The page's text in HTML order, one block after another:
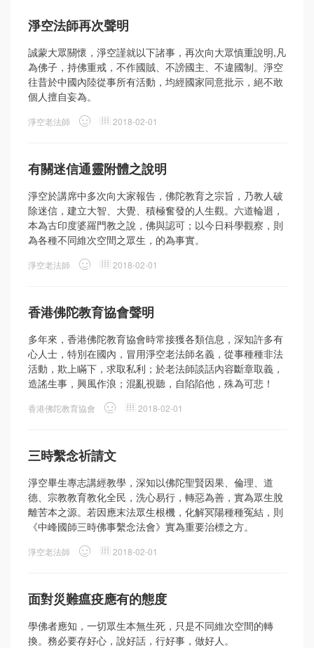
淨空法師再次聲明
誠蒙大眾關懷，淨空謹就以下諸事，再次向大眾慎重說明,凡
為佛子，持佛重戒，不作國賊、不謗國主、不違國制。淨空
往昔於中國內陸從事所有活動，均經國家同意批示，絕不敢
個人擅自妄為。
淨空老法師 2018-02-01
有關迷信通靈附體之說明
淨空於講席中多次向大家報告，佛陀教育之宗旨，乃教人破
除迷信，建立大智、大覺、積極奮發的人生觀。六道輪迴，
本為古印度婆羅門教之說，佛與認可；以今日科學觀察，則
為各種不同維次空間之眾生，的為事實。
淨空老法師 2018-02-01
香港佛陀教育協會聲明
多年來，香港佛陀教育協會時常接獲各類信息，深知許多有
心人士，特別在國內，冒用淨空老法師名義，從事種種非法
活動，欺上瞞下，求取私利；於老法師談話內容斷章取義，
造謠生事，興風作浪；混亂視聽，自陷陷他，殊為可悲！
香港佛陀教育協會 2018-02-01
三時繫念祈請文
淨空畢生專志講經教學，深知以佛陀聖賢因果、倫理、道
德、宗教教育教化全民，洗心易行，轉惡為善，實為眾生脫
離苦本之源。若因應末法眾生根機，化解冥陽種種冤結，則
《中峰國師三時佛事繫念法會》實為重要治標之方。
淨空老法師 2018-02-01
面對災難瘟疫應有的態度
學佛者應知，一切眾生本無生死，只是不同維次空間的轉
換。務必要存好心，說好話，行好事，做好人。